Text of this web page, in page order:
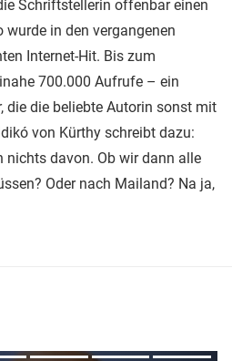
Schriftstellerin offenbar einen
wurde in den vergangenen
Internet-Hit. Bis zum
700.000 Aufrufe – ein
die die beliebte Autorin sonst mit
von Kürthy schreibt dazu:
nichts davon. Ob wir dann alle
Oder nach Mailand? Na ja,